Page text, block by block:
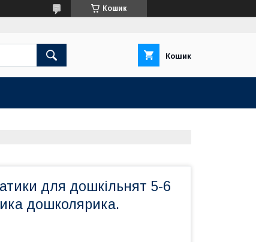
Кошик
Кошик
для дошкільнят 5-6
дошколярика.